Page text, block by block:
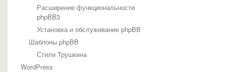
Расширение функциональности
phpBB3
Установка и обслуживание phpBB
Шаблоны phpBB
Стили Трушкина
WordPress